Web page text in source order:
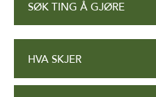
SØK TING Å GJØRE
HVA SKJER